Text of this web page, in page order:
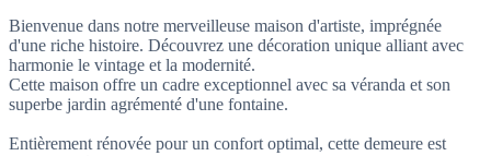
Bienvenue dans notre merveilleuse maison d'artiste, imprégnée
d'une riche histoire. Découvrez une décoration unique alliant avec
harmonie le vintage et la modernité.
Cette maison offre un cadre exceptionnel avec sa véranda et son
superbe jardin agrémenté d'une fontaine.
Entièrement rénovée pour un confort optimal, cette demeure est